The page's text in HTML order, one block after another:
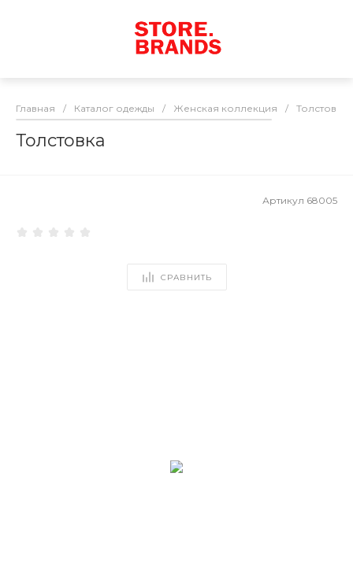
Главная / Каталог одежды / Женская коллекция / Толстовки
Толстовка
Артикул 68005
СРАВНИТЬ